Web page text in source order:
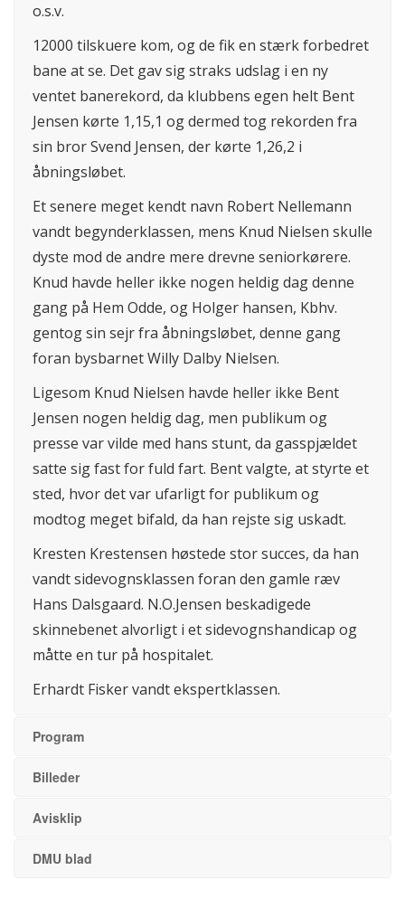
o.s.v.
12000 tilskuere kom, og de fik en stærk forbedret
bane at se. Det gav sig straks udslag i en ny
ventet banerekord, da klubbens egen helt Bent
Jensen kørte 1,15,1 og dermed tog rekorden fra
sin bror Svend Jensen, der kørte 1,26,2 i
åbningsløbet.
Et senere meget kendt navn Robert Nellemann
vandt begynderklassen, mens Knud Nielsen skulle
dyste mod de andre mere drevne seniorkørere.
Knud havde heller ikke nogen heldig dag denne
gang på Hem Odde, og Holger hansen, Kbhv.
gentog sin sejr fra åbningsløbet, denne gang
foran bysbarnet Willy Dalby Nielsen.
Ligesom Knud Nielsen havde heller ikke Bent
Jensen nogen heldig dag, men publikum og
presse var vilde med hans stunt, da gasspjældet
satte sig fast for fuld fart. Bent valgte, at styrte et
sted, hvor det var ufarligt for publikum og
modtog meget bifald, da han rejste sig uskadt.
Kresten Krestensen høstede stor succes, da han
vandt sidevognsklassen foran den gamle ræv
Hans Dalsgaard. N.O.Jensen beskadigede
skinnebenet alvorligt i et sidevognshandicap og
måtte en tur på hospitalet.
Erhardt Fisker vandt ekspertklassen.
Program
Billeder
Avisklip
DMU blad